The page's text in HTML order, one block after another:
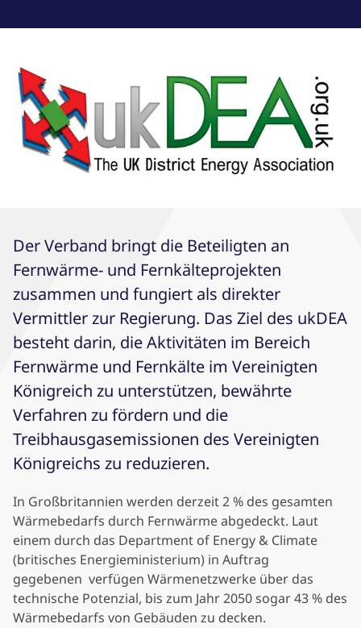
Der Verband bringt die Beteiligten an
Fernwärme- und Fernkälteprojekten
zusammen und fungiert als direkter
Vermittler zur Regierung. Das Ziel des ukDEA
besteht darin, die Aktivitäten im Bereich
Fernwärme und Fernkälte im Vereinigten
Königreich zu unterstützen, bewährte
Verfahren zu fördern und die
Treibhausgasemissionen des Vereinigten
Königreichs zu reduzieren.
In Großbritannien werden derzeit 2 % des gesamten
Wärmebedarfs durch Fernwärme abgedeckt. Laut
einem durch das Department of Energy & Climate
(britisches Energieministerium) in Auftrag
gegebenen verfügen Wärmenetzwerke über das
technische Potenzial, bis zum Jahr 2050 sogar 43 % des
Wärmebedarfs von Gebäuden zu decken.